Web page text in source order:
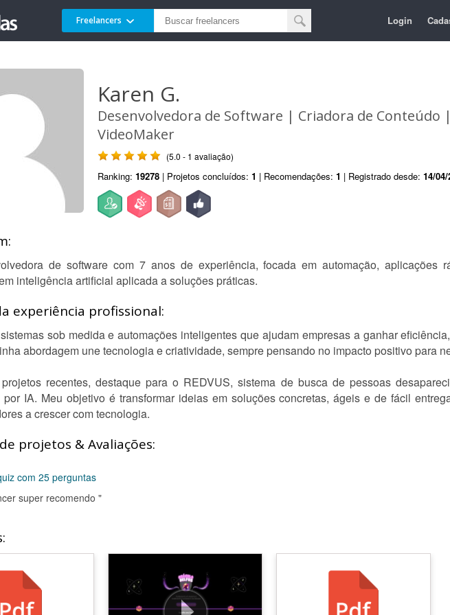
Freelancers Login
Karen G.
Desenvolvedora de Software | Criadora de Conteúdo |
VideoMaker
(5.0 - 1 avaliação)
Ranking: 19278 | Projetos concluídos: 1 | Recomendações: 1 | Registrado desde: 14/
de software com 7 anos de experiência, focada em automação, aplicações
inteligência artificial aplicada a soluções práticas.
experiência profissional:
sob medida e automações inteligentes que ajudam empresas a ganhar
abordagem une tecnologia e criatividade, sempre pensando no impacto positivo para
recentes, destaque para o REDVUS, sistema de busca de pessoas
por IA. Meu objetivo é transformar ideias em soluções concretas, ágeis e de fácil
a crescer com tecnologia.
projetos & Avaliações:
com 25 perguntas
super recomendo "